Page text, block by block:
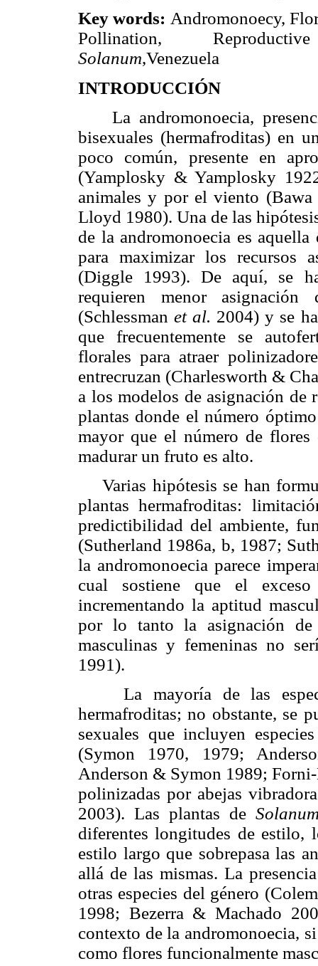
Key words: Andromonoecy,
Pollination,
Solanum,Venezuela
INTRODUCCIÓN
La andromonoecia,
bisexuales (hermafroditas) en
poco común, presente en
(Yamplosky & Yamplosky
animales y por el viento
Lloyd 1980). Una de las
de la andromonoecia es
para maximizar los recursos
(Diggle 1993). De aquí, se
requieren menor
(Schlessmanet al. 2004) y se
que frecuentemente se
florales para atraer
entrecruzan (Charlesworth &
a los modelos de asignación de
plantas donde el número
mayor que el número de
madurar un fruto es alto.
Varias hipótesis se han
plantas hermafroditas:
predictibilidad del ambiente,
(Sutherland 1986a, b, 1987;
la andromonoecia parece
cual sostiene que el
incrementando la aptitud
por lo tanto la asignación de
masculinas y femeninas no
1991).
La mayoría de las
hermafroditas; no obstante, se
sexuales que incluyen
(Symon 1970, 1979;
Anderson & Symon 1989;
polinizadas por abejas
2003). Las plantas de
diferentes longitudes de
estilo largo que sobrepasa las
allá de las mismas. La
otras especies del género
1998; Bezerra & Machado
contexto de la andromonoecia,
como flores funcionalmente